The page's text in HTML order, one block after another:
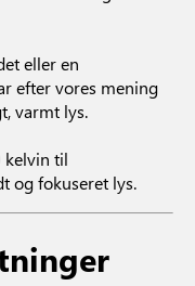
eller en
efter vores mening
varmt lys.
kelvin til
og fokuseret lys.